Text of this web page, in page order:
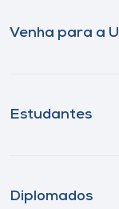
Venha para a
Estudantes
Diplomados